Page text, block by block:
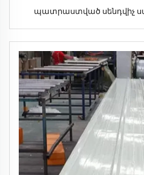
պատրաստված սենդվիչ
արտաքին պատերի